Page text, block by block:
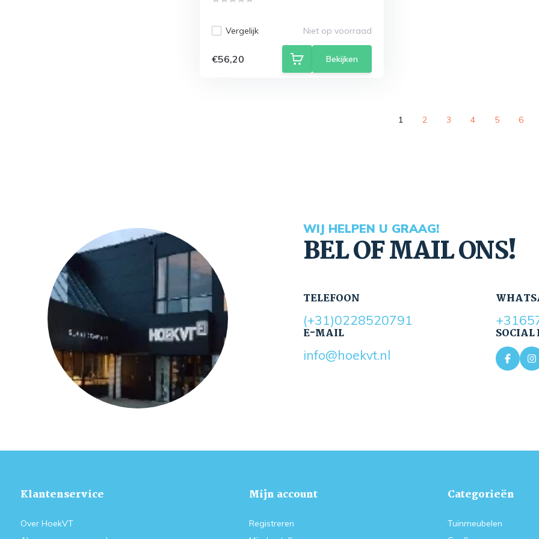
Vergelijk Niet op voorraad
€56,20 Bekijken
1 2 3 4 5 6
WIJ HELPEN U GRAAG!
BEL OF MAIL ONS!
TELEFOON
(+31)0228520791
E-MAIL
info@hoekvt.nl
Klantenservice
Over HoekVT
Mijn account
Registreren
Categorieën
Tuinmeubelen